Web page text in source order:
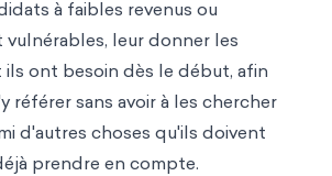
à faibles revenus ou
leur donner les
ont besoin dès le début, afin
référer sans avoir à les chercher
d'autres choses qu'ils doivent
prendre en compte.